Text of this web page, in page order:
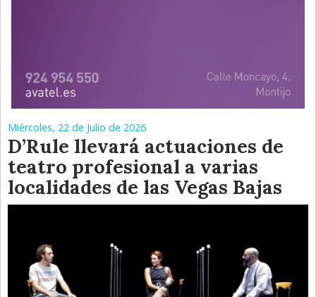
Miércoles, 22 de Julio de 2026
D’Rule llevará actuaciones de
teatro profesional a varias
localidades de las Vegas Bajas